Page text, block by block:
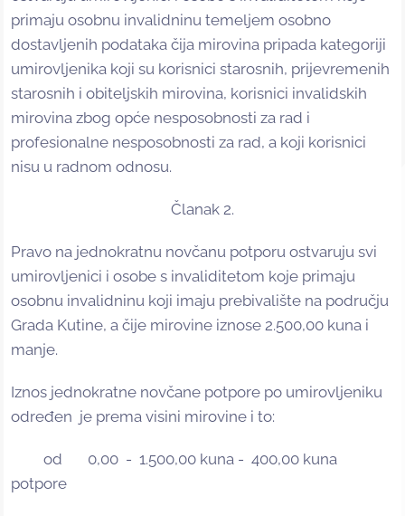
primaju osobnu invalidninu temeljem osobno
dostavljenih podataka čija mirovina pripada kategoriji
umirovljenika koji su korisnici starosnih, prijevremenih
starosnih i obiteljskih mirovina, korisnici invalidskih
mirovina zbog opće nesposobnosti za rad i
profesionalne nesposobnosti za rad, a koji korisnici
nisu u radnom odnosu.
Članak 2.
Pravo na jednokratnu novčanu potporu ostvaruju svi
umirovljenici i osobe s invaliditetom koje primaju
osobnu invalidninu koji imaju prebivalište na području
Grada Kutine, a čije mirovine iznose 2.500,00 kuna i
manje.
Iznos jednokratne novčane potpore po umirovljeniku
određen je prema visini mirovine i to:
od 0,00 - 1.500,00 kuna - 400,00 kuna
potpore